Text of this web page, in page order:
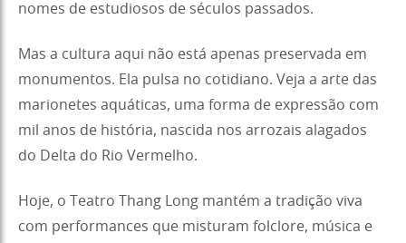
nomes de estudiosos de séculos passados.
Mas a cultura aqui não está apenas preservada em
monumentos. Ela pulsa no cotidiano. Veja a arte das
marionetes aquáticas, uma forma de expressão com
mil anos de história, nascida nos arrozais alagados
do Delta do Rio Vermelho.
Hoje, o Teatro Thang Long mantém a tradição viva
com performances que misturam folclore, música e